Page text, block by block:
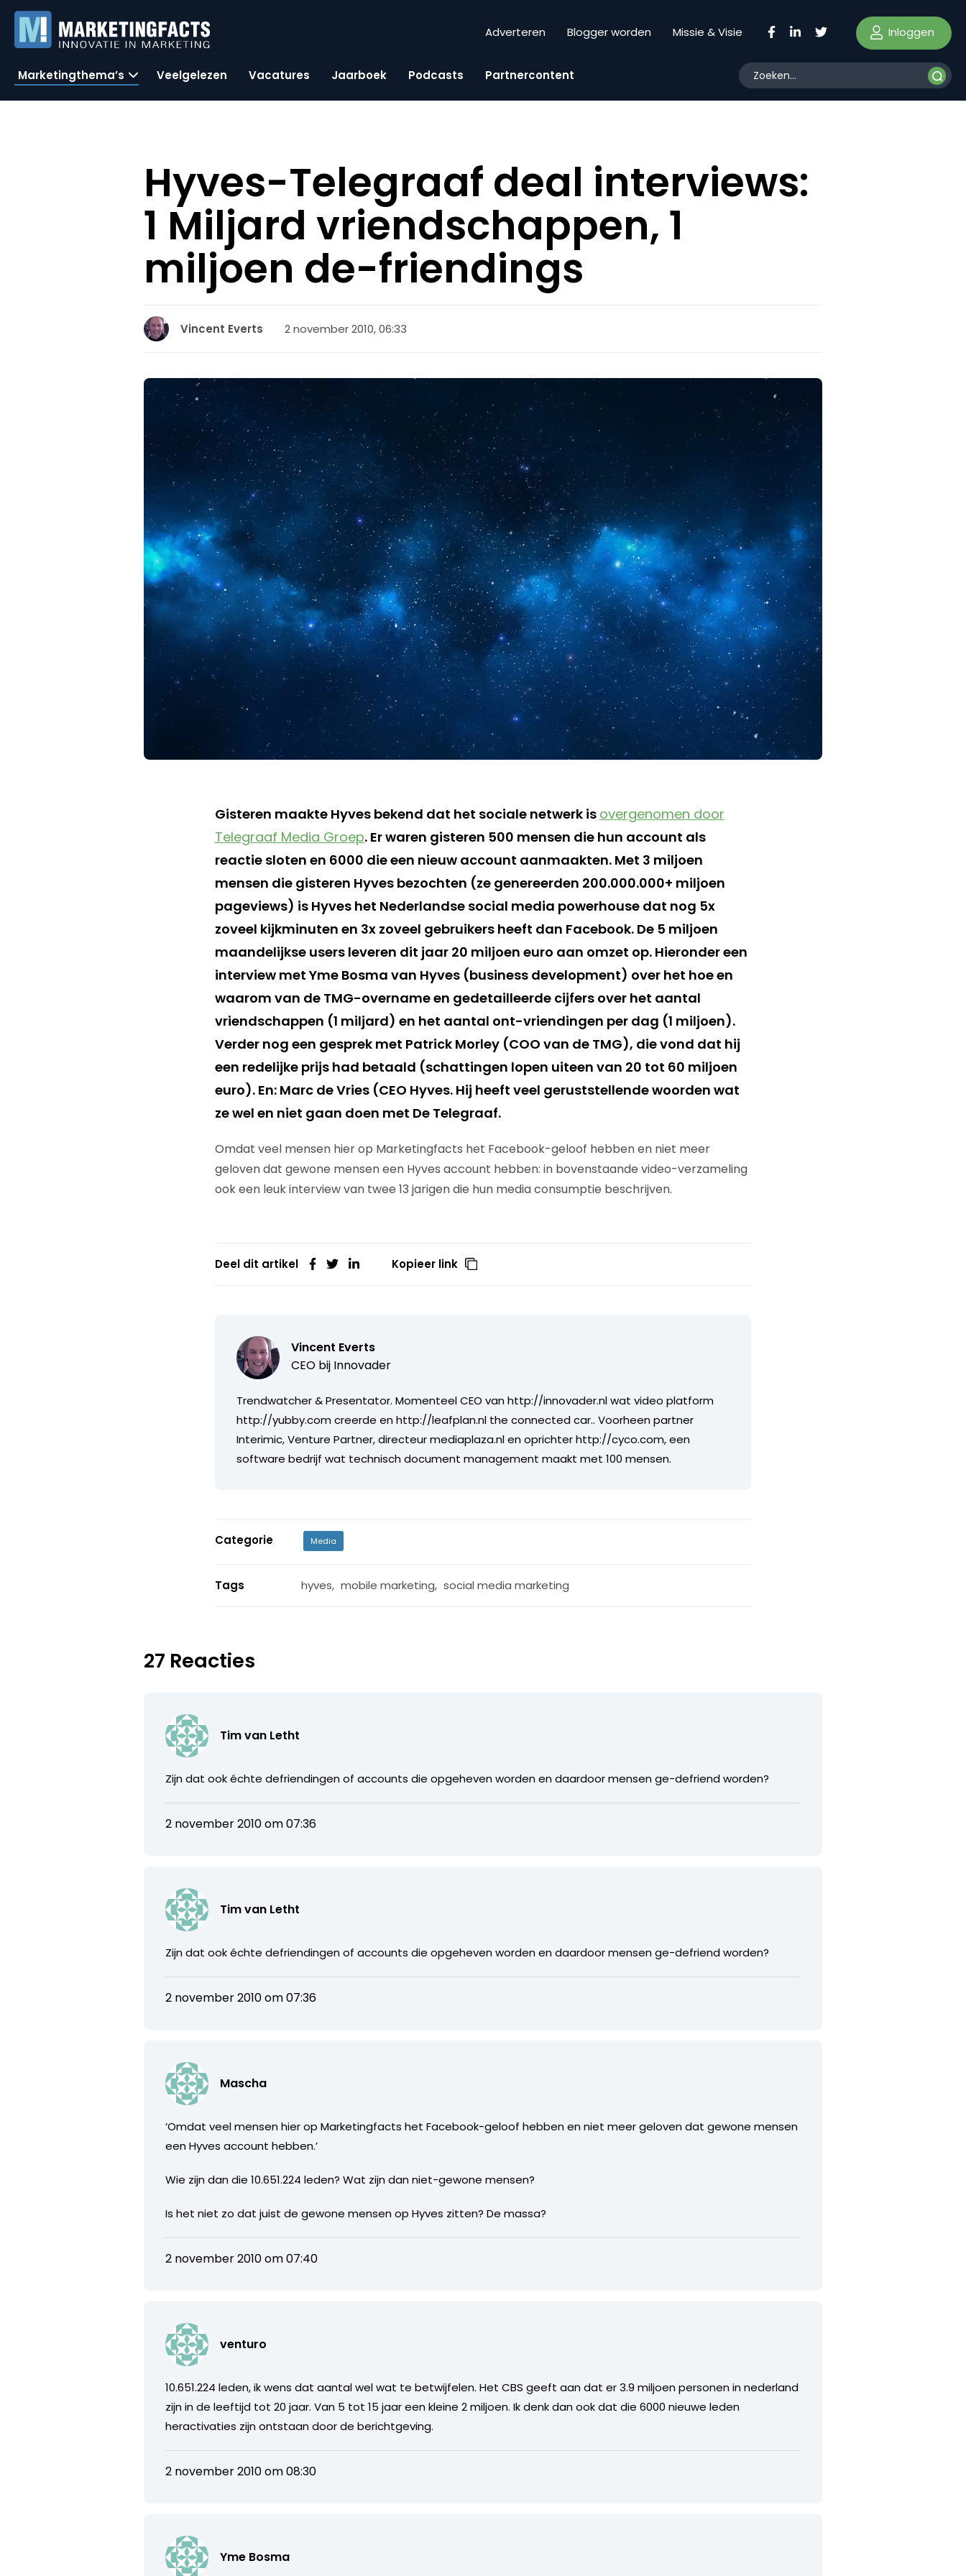
Adverteren Blogger worden Missie & Visie Inloggen
Marketingthema’s Veelgelezen Vacatures Jaarboek Podcasts Partnercontent
Hyves-Telegraaf deal interviews:
1 Miljard vriendschappen, 1
miljoen de-friendings
Vincent Everts 2 november 2010, 06:33
Gisteren maakte Hyves bekend dat het sociale netwerk is overgenomen door
Telegraaf Media Groep. Er waren gisteren 500 mensen die hun account als
reactie sloten en 6000 die een nieuw account aanmaakten. Met 3 miljoen
mensen die gisteren Hyves bezochten (ze genereerden 200.000.000+ miljoen
pageviews) is Hyves het Nederlandse social media powerhouse dat nog 5x
zoveel kijkminuten en 3x zoveel gebruikers heeft dan Facebook. De 5 miljoen
maandelijkse users leveren dit jaar 20 miljoen euro aan omzet op. Hieronder een
interview met Yme Bosma van Hyves (business development) over het hoe en
waarom van de TMG-overname en gedetailleerde cijfers over het aantal
vriendschappen (1 miljard) en het aantal ont-vriendingen per dag (1 miljoen).
Verder nog een gesprek met Patrick Morley (COO van de TMG), die vond dat hij
een redelijke prijs had betaald (schattingen lopen uiteen van 20 tot 60 miljoen
euro). En: Marc de Vries (CEO Hyves. Hij heeft veel geruststellende woorden wat
ze wel en niet gaan doen met De Telegraaf.
Omdat veel mensen hier op Marketingfacts het Facebook-geloof hebben en niet meer
geloven dat gewone mensen een Hyves account hebben: in bovenstaande video-verzameling
ook een leuk interview van twee 13 jarigen die hun media consumptie beschrijven.
Deel dit artikel Kopieer link
Vincent Everts
CEO bij Innovader
Trendwatcher & Presentator. Momenteel CEO van http://innovader.nl wat video platform
http://yubby.com creerde en http://leafplan.nl the connected car.. Voorheen partner
Interimic, Venture Partner, directeur mediaplaza.nl en oprichter http://cyco.com, een
software bedrijf wat technisch document management maakt met 100 mensen.
Categorie Media
Tags hyves, mobile marketing, social media marketing
27 Reacties
Tim van Letht
Zijn dat ook échte defriendingen of accounts die opgeheven worden en daardoor mensen ge-defriend worden?
2 november 2010 om 07:36
Tim van Letht
Zijn dat ook échte defriendingen of accounts die opgeheven worden en daardoor mensen ge-defriend worden?
2 november 2010 om 07:36
Mascha
‘Omdat veel mensen hier op Marketingfacts het Facebook-geloof hebben en niet meer geloven dat gewone mensen
een Hyves account hebben.’
Wie zijn dan die 10.651.224 leden? Wat zijn dan niet-gewone mensen?
Is het niet zo dat juist de gewone mensen op Hyves zitten? De massa?
2 november 2010 om 07:40
venturo
10.651.224 leden, ik wens dat aantal wel wat te betwijfelen. Het CBS geeft aan dat er 3.9 miljoen personen in nederland
zijn in de leeftijd tot 20 jaar. Van 5 tot 15 jaar een kleine 2 miljoen. Ik denk dan ook dat die 6000 nieuwe leden
heractivaties zijn ontstaan door de berichtgeving.
2 november 2010 om 08:30
Yme Bosma